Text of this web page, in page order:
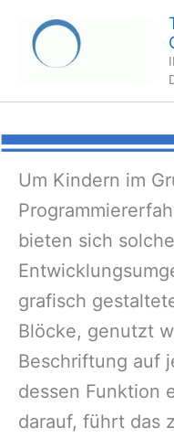
Inhalt
springen
Um Kindern im
bieten sich solche
grafisch
Blöcke, genutzt
Beschriftung auf
dessen Funktion
darauf, führt das